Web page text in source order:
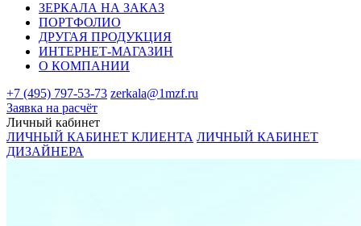
ЗЕРКАЛА НА ЗАКАЗ
ПОРТФОЛИО
ДРУГАЯ ПРОДУКЦИЯ
ИНТЕРНЕТ-МАГАЗИН
О КОМПАНИИ
+7 (495) 797-53-73 zerkala@1mzf.ru
Заявка на расчёт
Личный кабинет
ЛИЧНЫЙ КАБИНЕТ КЛИЕНТА ЛИЧНЫЙ КАБИНЕТ
ДИЗАЙНЕРА